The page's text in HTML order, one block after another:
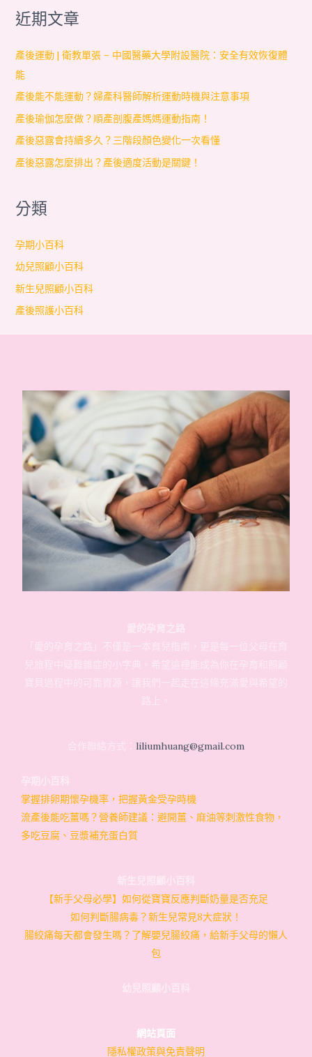
近期文章
產後運動 | 衛教單張 – 中國醫藥大學附設醫院：安全有效恢復體
能
產後能不能運動？婦產科醫師解析運動時機與注意事項
產後瑜伽怎麼做？順產剖腹產媽媽運動指南！
產後惡露會持續多久？三階段顏色變化一次看懂
產後惡露怎麼排出？產後適度活動是關鍵！
分類
孕期小百科
幼兒照顧小百科
新生兒照顧小百科
產後照護小百科
liliumhuang@gmail.com
掌握排卵期懷孕機率，把握黃金受孕時機
流產後能吃薑嗎？營養師建議：避開薑、麻油等刺激性食物，
多吃豆腐、豆漿補充蛋白質
【新手父母必學】如何從寶寶反應判斷奶量是否充足
如何判斷腸病毒？新生兒常見8大症狀！
腸絞痛每天都會發生嗎？了解嬰兒腸絞痛，給新手父母的懶人
包
網站頁面
隱私權政策與免責聲明